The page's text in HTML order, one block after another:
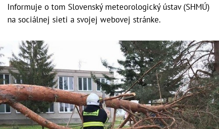
Informuje o tom Slovenský meteorologický ústav (SHMÚ)
na sociálnej sieti a svojej webovej stránke.